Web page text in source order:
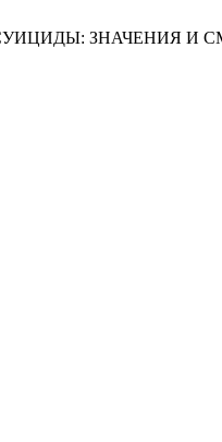
ЗНАЧЕНИЯ И